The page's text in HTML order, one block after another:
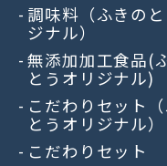
調味料（ふきの
ジナル）
無添加加工食品(
とうオリジナル)
こだわりセット
とうオリジナル）
こだわりセット